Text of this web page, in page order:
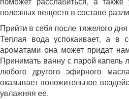
полезных веществ в составе
Прийти в себя после тяжелого
Теплая вода успокаивает, а в
ароматами она может придат
Принимать ванну с парой капель
любого другого эфирного
оказывает положительное
увлажняя ее.